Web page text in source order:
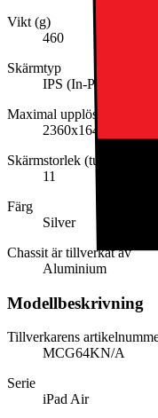
Vikt (g)
460
Skärmtyp
IPS (In-Plane
Maximal upplösning
2360x1640
Skärmstorlek (tum)
11
Färg
Silver
Chassit är tillverkat av
Aluminium
Modellbeskrivning
Tillverkarens
MCG64KN/A
Serie
iPad Air